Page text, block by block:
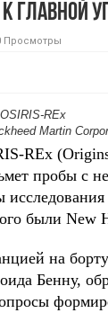
главной
Просмотры
REx
Martin
REx
пробы с
были New
на
Бенну,